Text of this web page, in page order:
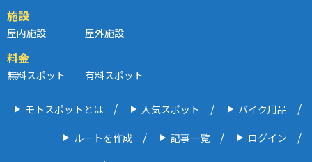
施設
屋内施設 屋外施設
料金
無料スポット 有料スポット
モトスポットとは 人気スポット バイク用品
ルートを作成 記事一覧 ログイン